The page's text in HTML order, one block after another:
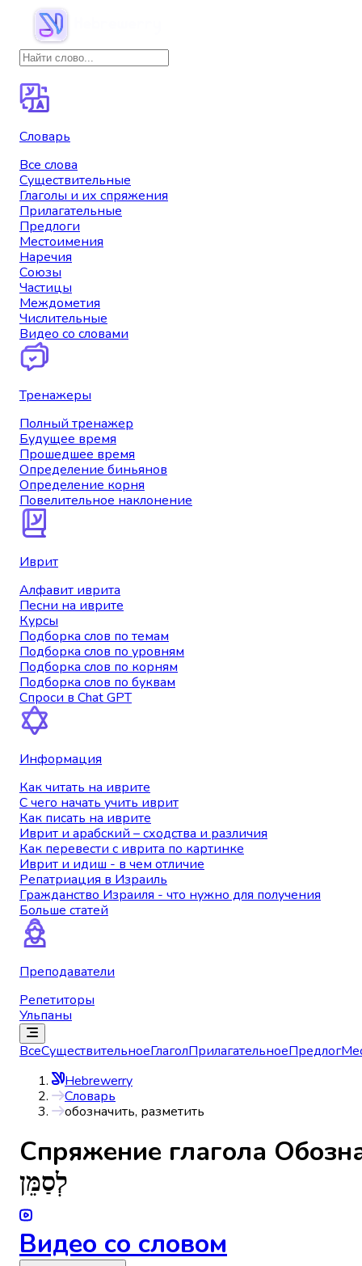
Словарь
Все слова
Существительные
Глаголы и их спряжения
Прилагательные
Предлоги
Местоимения
Наречия
Союзы
Частицы
Междометия
Числительные
Видео со словами
Тренажеры
Полный тренажер
Будущее время
Прошедшее время
Определение биньянов
Определение корня
Повелительное наклонение
Иврит
Алфавит иврита
Песни на иврите
Курсы
Подборка слов по темам
Подборка слов по уровням
Подборка слов по корням
Подборка слов по буквам
Спроси в Chat GPT
Информация
Как читать на иврите
С чего начать учить иврит
Как писать на иврите
Иврит и арабский – сходства и различия
Как перевести с иврита по картинке
Иврит и идиш - в чем отличие
Репатриация в Израиль
Гражданство Израиля - что нужно для получения
Больше статей
Преподаватели
Репетиторы
Ульпаны
ВсеСуществительноеГлаголПрилагательноеПредлог
Hebrewerry
Словарь
обозначить, разметить
Спряжениe глагола
לְסַמֵּן
Видео со словом